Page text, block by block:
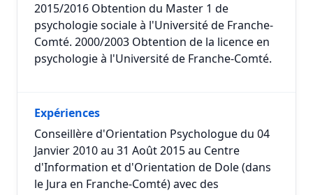
2015/2016 Obtention du Master 1 de
psychologie sociale à l'Université de Franche-
Comté. 2000/2003 Obtention de la licence en
psychologie à l'Université de Franche-Comté.
Expériences
Conseillère d'Orientation Psychologue du 04
Janvier 2010 au 31 Août 2015 au Centre
d'Information et d'Orientation de Dole (dans
le Jura en Franche-Comté) avec des